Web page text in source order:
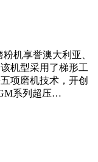
机享誉澳大利亚、
机型采用了梯形工
项磨机技术，开创
系列超压…